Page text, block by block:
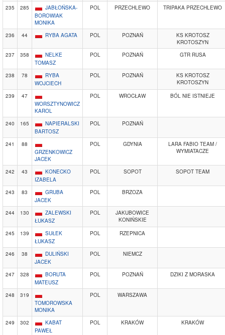
235 285
JABŁOŃSKA-
BOROWIAK
MONIKA
POL PRZECHLEWO TRIPAKA PRZECHLEWO
236 44 RYBA AGATA POL POZNAŃ
KS KROTOSZ
KROTOSZYN
237
358
NELKE
TOMASZ
POL POZNAŃ GTR RUSA
238 78
RYBA
WOJCIECH
POL POZNAŃ
KS KROTOSZ
KROTOSZYN
239
47
WORSZTYNOWICZ
KAROL
POL WROCŁAW BÓL NIE ISTNIEJE
240 165
NAPIERALSKI
BARTOSZ
POL POZNAŃ
241
88
GRZENKOWICZ
JACEK
POL GDYNIA
LARA FABIO TEAM /
WYMIATACZE
242 43
KONECKO
IZABELA
POL SOPOT SOPOT TEAM
243 83
GRUBA
JACEK
POL BRZOZA
244 130
ZALEWSKI
ŁUKASZ
POL
JAKUBOWICE
KONIŃSKIE
245
139
SUŁEK
ŁUKASZ
POL RZEPNICA
246 38
DULIŃSKI
JACEK
POL NIEMCZ
247 328
BORUTA
MATEUSZ
POL POZNAŃ DZIKI Z MORASKA
248
319
TOMOROWSKA
MONIKA
POL WARSZAWA
249 302
KABAT
PAWEŁ
POL KRAKÓW KRAKÓW